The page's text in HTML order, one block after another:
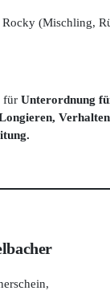
(Mischling,
für Unterordnung